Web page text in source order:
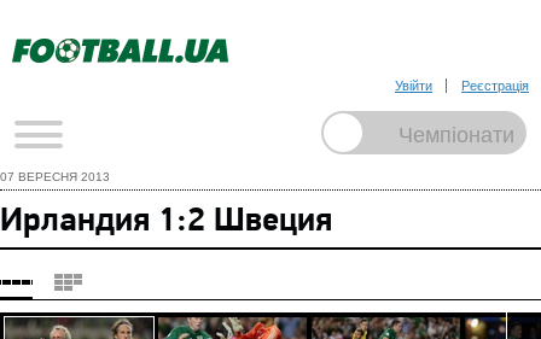
Увійти Реєстрація
07 ВЕРЕСНЯ 2013
Ирландия 1:2 Швеция